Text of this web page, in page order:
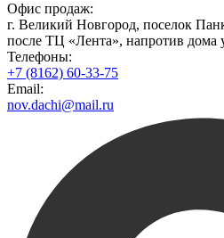
Офис продаж:
г. Великий Новгород, поселок
после ТЦ «Лента», напротив дома
Телефоны:
+7 (8162) 60-33-75
Email:
nov.dachi@mail.ru